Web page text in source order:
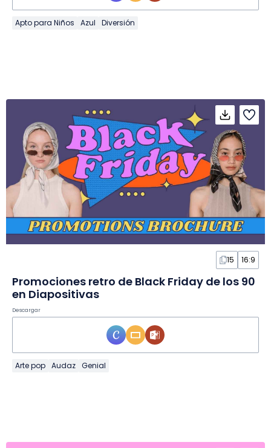
Apto para Niños Azul Diversión
15 16:9
Promociones retro de Black Friday de los 90
en Diapositivas
Descargar
Arte pop Audaz Genial